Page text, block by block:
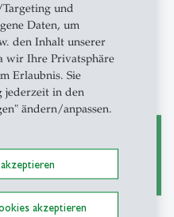
und
Daten, um
den Inhalt unserer
wir Ihre Privatsphäre
Erlaubnis. Sie
jederzeit in den
ändern/anpassen.
akzeptieren